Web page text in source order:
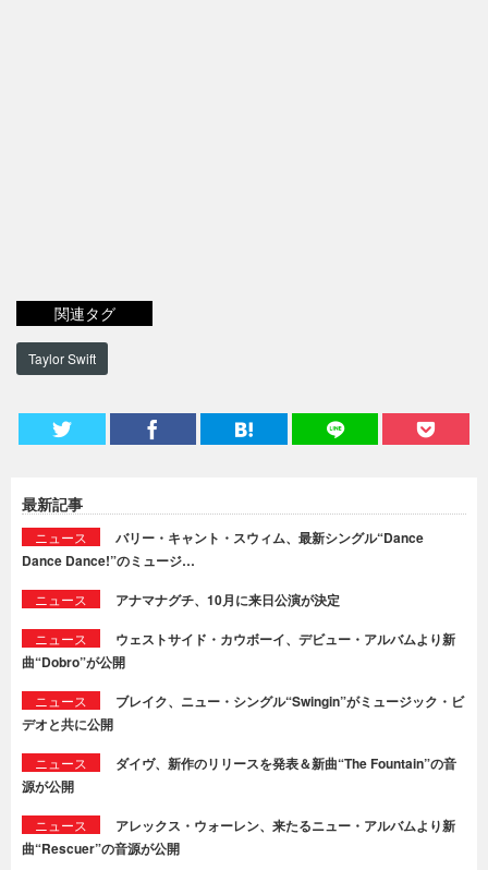
関連タグ
Taylor Swift
最新記事
ニュース
バリー・キャント・スウィム、最新シングル“Dance
Dance Dance!”のミュージ…
ニュース アナマナグチ、10月に来日公演が決定
ニュース
ウェストサイド・カウボーイ、デビュー・アルバムより新
曲“Dobro”が公開
ニュース
ブレイク、ニュー・シングル“Swingin”がミュージック・ビ
デオと共に公開
ニュース
ダイヴ、新作のリリースを発表＆新曲“The Fountain”の音
源が公開
ニュース
アレックス・ウォーレン、来たるニュー・アルバムより新
曲“Rescuer”の音源が公開